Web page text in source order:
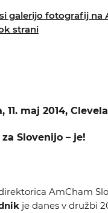
galerijo fotografij na
strani
11. maj 2014,
Slovenijo – je!
AmCham
je danes v družbi